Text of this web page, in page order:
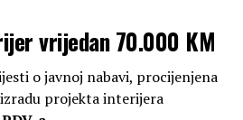
je naglasio važnost
povezivanja.
formalne suradnje naših
vrijedan 70.000 KM
o javnoj nabavi, procijenjena
projekta interijera